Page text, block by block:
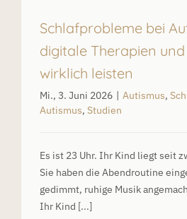
Schlafprobleme bei
digitale Therapien
wirklich leisten
Mi., 3. Juni 2026 | Autismus,
Autismus, Studien
Es ist 23 Uhr. Ihr Kind liegt seit
Sie haben die Abendroutine
gedimmt, ruhige Musik
Ihr Kind [...]